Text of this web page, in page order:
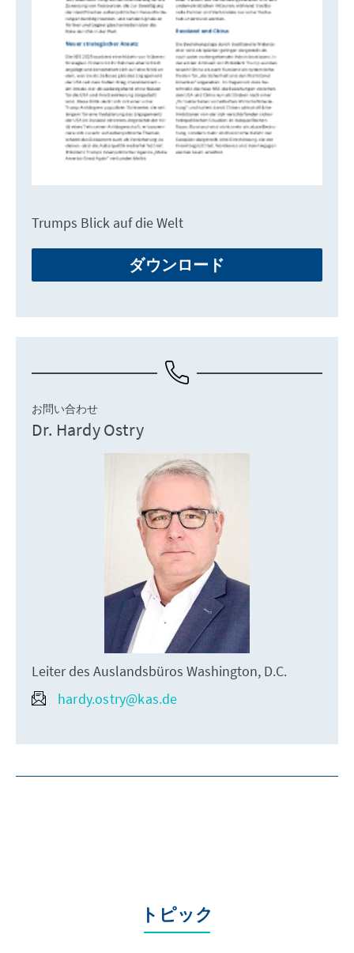
Trumps Blick auf die Welt
ダウンロード
お問い合わせ
Dr. Hardy Ostry
Leiter des Auslandsbüros Washington, D.C.
hardy.ostry@kas.de
トピック